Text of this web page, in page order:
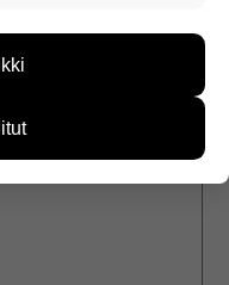
paremmin
käytetään ja
kerää
käytön.